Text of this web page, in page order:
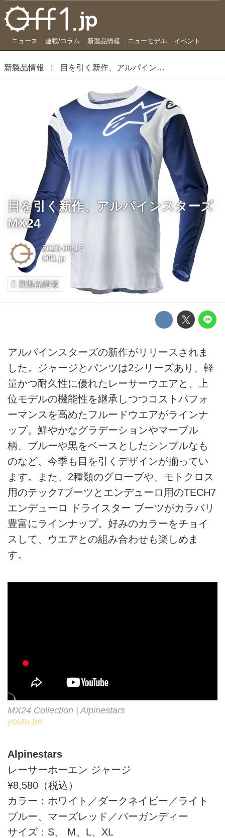
ニュース 連載/コラム 新製品情報 ニューモデル イベント
新製品情報 目を引く新作、アルパインスターズMX24
目を引く新作、アルパインスターズ
MX24
2023-08-17
Off1.jp
新製品情報
アルパインスターズの新作がリリースされま
した。ジャージとパンツは2シリーズあり、軽
量かつ耐久性に優れたレーサーウエアと、上
位モデルの機能性を継承しつつコストパフォ
ーマンスを高めたフルードウエアがラインナ
ップ。鮮やかなグラデーションやマーブル
柄、ブルーや黒をベースとしたシンプルなも
のなど、今季も目を引くデザインが揃ってい
ます。また、2種類のグローブや、モトクロス
用のテック7ブーツとエンデューロ用のTECH7
エンデューロ ドライスター ブーツがカラバリ
豊富にラインナップ。好みのカラーをチョイ
スして、ウエアとの組み合わせも楽しめま
す。
MX24 Collection | Alpinestars
youtu.be
Alpinestars
レーサーホーエン ジャージ
¥8,580（税込）
カラー：ホワイト／ダークネイビー／ライト
ブルー、マーズレッド／バーガンディー
サイズ：S、 M、L、XL